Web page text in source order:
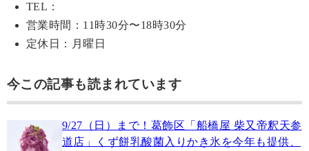
TEL：
営業時間：11時30分〜18時30分
定休日：月曜日
今この記事も読まれています
9/27（日）まで！葛飾区「船橋屋 柴又帝釈天参
道店」くず餅乳酸菌入りかき氷を今年も提供、